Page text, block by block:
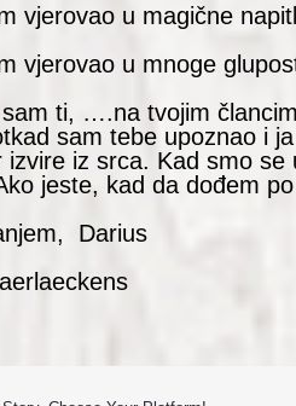
vjerovao u magične
vjerovao u mnoge
ti, ….na tvojim
sam tebe upoznao i
izvire iz srca. Kad smo
jeste, kad da dođem
Darius